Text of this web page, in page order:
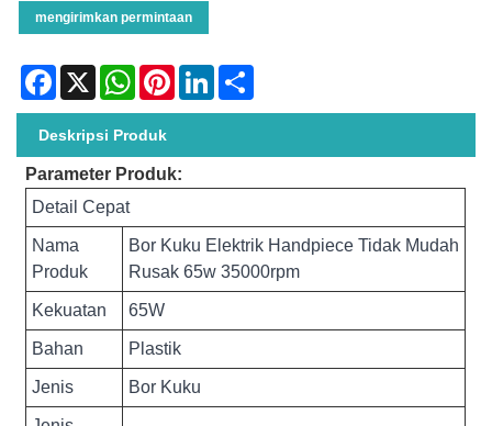
mengirimkan permintaan
Facebook
X WhatsAppPinterestLinkedIn
Deskripsi Produk
Parameter Produk:
Detail Cepat
Nama
Produk
Bor Kuku Elektrik Handpiece Tidak Mudah
Rusak 65w 35000rpm
Kekuatan 65W
Bahan Plastik
Jenis Bor Kuku